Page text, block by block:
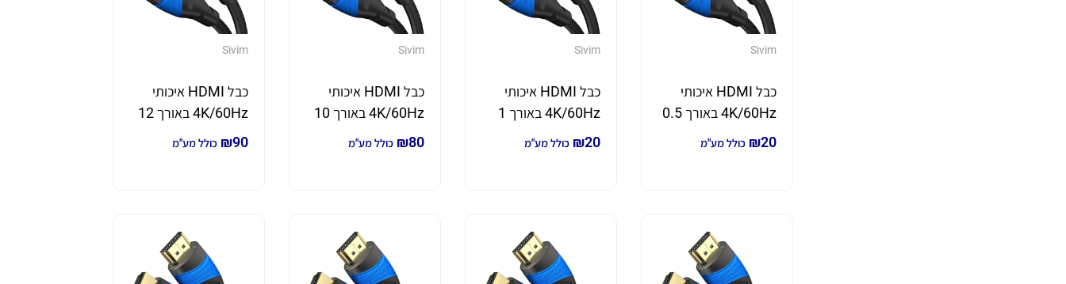
Sivim
כבל HDMI איכותי
4K/60Hz באורך 0.5
מטר₪20 כולל מע"מ
Sivim
כבל HDMI איכותי
4K/60Hz באורך 1
מטר₪20 כולל מע"מ
Sivim
כבל HDMI איכותי
4K/60Hz באורך 10
מטר₪80 כולל מע"מ
Sivim
כבל HDMI איכותי
4K/60Hz באורך 12
מטר₪90 כולל מע"מ